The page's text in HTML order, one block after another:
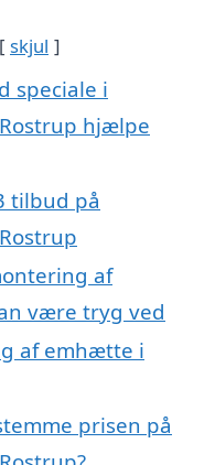
skjul
speciale i
hjælpe
tilbud på
af
være tryg ved
af emhætte i
prisen på